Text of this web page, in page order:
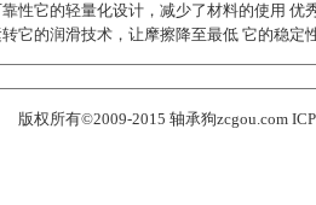
性它的轻量化设计，减少了材料的使用 优
它的润滑技术，让摩擦降至最低 它的稳定
版权所有©2009-2015 轴承狗zcgou.com